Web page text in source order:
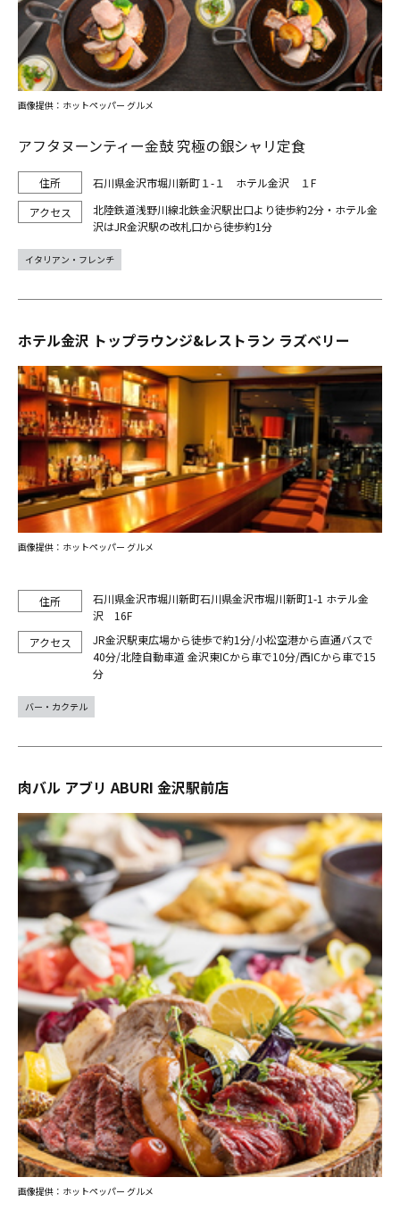
アフタヌーンティー金鼓 究極の銀シャリ定食
石川県金沢市堀川新町１-１ ホテル金沢 １F
北陸鉄道浅野川線北鉄金沢駅出口より徒歩約2分・ホテル金
沢はJR金沢駅の改札口から徒歩約1分
画像提供：ホットペッパー グルメ
イタリアン・フレンチ
ホテル金沢 トップラウンジ&レストラン ラズベリー
石川県金沢市堀川新町石川県金沢市堀川新町1-1 ホテル金
沢 16F
JR金沢駅東広場から徒歩で約1分/小松空港から直通バスで
40分/北陸自動車道 金沢東ICから車で10分/西ICから車で15
分
画像提供：ホットペッパー グルメ
バー・カクテル
肉バル アブリ ABURI 金沢駅前店
画像提供：ホットペッパー グルメ